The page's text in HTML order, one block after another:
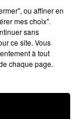
Piveteau
et ne pas
ou bien
ou affiner en
mes choix".
sans
ce site. Vous
à tout
chaque page.